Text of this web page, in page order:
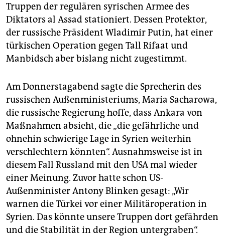
Truppen der regulären syrischen Armee des
Diktators al Assad stationiert. Dessen Protektor,
der russische Präsident Wladimir Putin, hat einer
türkischen Operation gegen Tall Rifaat und
Manbidsch aber bislang nicht zugestimmt.
Am Donnerstagabend sagte die Sprecherin des
russischen Außenministeriums, Maria Sacharowa,
die russische Regierung hoffe, dass Ankara von
Maßnahmen absieht, die „die gefährliche und
ohnehin schwierige Lage in Syrien weiterhin
verschlechtern könnten“. Ausnahmsweise ist in
diesem Fall Russland mit den USA mal wieder
einer Meinung. Zuvor hatte schon US-
Außenminister Antony Blinken gesagt: „Wir
warnen die Türkei vor einer Militäroperation in
Syrien. Das könnte unsere Truppen dort gefährden
und die Stabilität in der Region untergraben“.